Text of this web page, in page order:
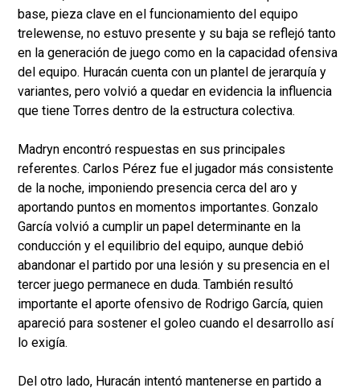
base, pieza clave en el funcionamiento del equipo
trelewense, no estuvo presente y su baja se reflejó tanto
en la generación de juego como en la capacidad ofensiva
del equipo. Huracán cuenta con un plantel de jerarquía y
variantes, pero volvió a quedar en evidencia la influencia
que tiene Torres dentro de la estructura colectiva.
Madryn encontró respuestas en sus principales
referentes. Carlos Pérez fue el jugador más consistente
de la noche, imponiendo presencia cerca del aro y
aportando puntos en momentos importantes. Gonzalo
García volvió a cumplir un papel determinante en la
conducción y el equilibrio del equipo, aunque debió
abandonar el partido por una lesión y su presencia en el
tercer juego permanece en duda. También resultó
importante el aporte ofensivo de Rodrigo García, quien
apareció para sostener el goleo cuando el desarrollo así
lo exigía.
Del otro lado, Huracán intentó mantenerse en partido a